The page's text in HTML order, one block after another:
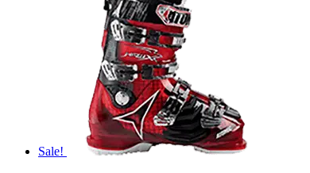
Sale!